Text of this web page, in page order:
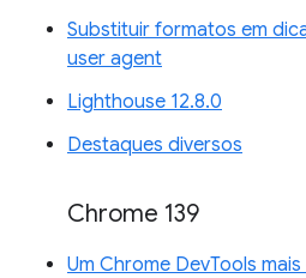
Substituir formatos em
user agent
Lighthouse 12.8.0
Destaques diversos
Chrome 139
Um Chrome DevTools